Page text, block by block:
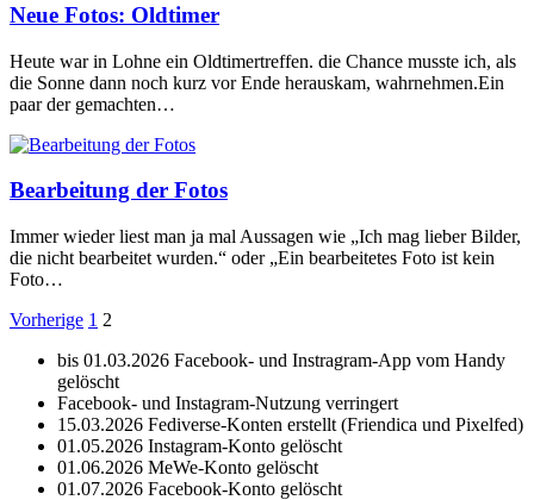
Neue Fotos: Oldtimer
Heute war in Lohne ein Oldtimertreffen. die Chance musste ich, als
die Sonne dann noch kurz vor Ende herauskam, wahrnehmen.Ein
paar der gemachten…
Bearbeitung der Fotos
Immer wieder liest man ja mal Aussagen wie „Ich mag lieber Bilder,
die nicht bearbeitet wurden.“ oder „Ein bearbeitetes Foto ist kein
Foto…
Seitennummerierung
der
Beiträge
Vorherige 1 2
bis 01.03.2026 Facebook- und Instragram-App vom Handy
gelöscht
Facebook- und Instagram-Nutzung verringert
15.03.2026 Fediverse-Konten erstellt (Friendica und Pixelfed)
01.05.2026 Instagram-Konto gelöscht
01.06.2026 MeWe-Konto gelöscht
01.07.2026 Facebook-Konto gelöscht